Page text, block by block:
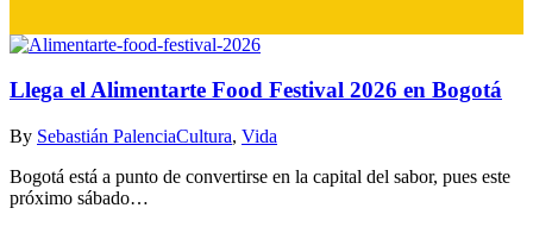
Llega el Alimentarte Food Festival 2026 en Bogotá
By Sebastián PalenciaCultura, Vida
Bogotá está a punto de convertirse en la capital del sabor, pues este
próximo sábado…